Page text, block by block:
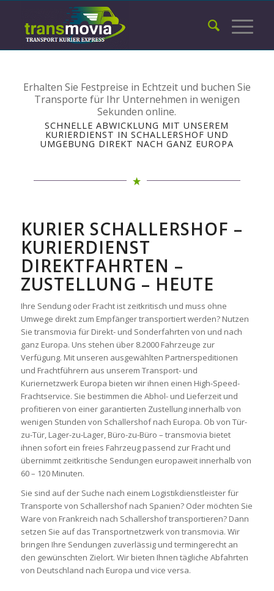
Erhalten Sie Festpreise in Echtzeit und buchen Sie
Transporte für Ihr Unternehmen in wenigen
Sekunden online.
SCHNELLE ABWICKLUNG MIT UNSEREM
KURIERDIENST IN SCHALLERSHOF UND
UMGEBUNG DIREKT NACH GANZ EUROPA
KURIER SCHALLERSHOF –
KURIERDIENST
DIREKTFAHRTEN –
ZUSTELLUNG – HEUTE
Ihre Sendung oder Fracht ist zeitkritisch und muss ohne
Umwege direkt zum Empfänger transportiert werden? Nutzen
Sie transmovia für Direkt- und Sonderfahrten von und nach
ganz Europa. Uns stehen über 8.2000 Fahrzeuge zur
Verfügung. Mit unseren ausgewählten Partnerspeditionen
und Frachtführern aus unserem Transport- und
Kuriernetzwerk Europa bieten wir ihnen einen High-Speed-
Frachtservice. Sie bestimmen die Abhol- und Lieferzeit und
profitieren von einer garantierten Zustellung innerhalb von
wenigen Stunden von Schallershof nach Europa. Ob von Tür-
zu-Tür, Lager-zu-Lager, Büro-zu-Büro – transmovia bietet
ihnen sofort ein freies Fahrzeug passend zur Fracht und
übernimmt zeitkritische Sendungen europaweit innerhalb von
60 – 120 Minuten.
Sie sind auf der Suche nach einem Logistikdienstleister für
Transporte von Schallershof nach Spanien? Oder möchten Sie
Ware von Frankreich nach Schallershof transportieren? Dann
setzen Sie auf das Transportnetzwerk von transmovia. Wir
bringen Ihre Sendungen zuverlässig und termingerecht an
den gewünschten Zielort. Wir bieten Ihnen tägliche Abfahrten
von Deutschland nach Europa und vice versa.